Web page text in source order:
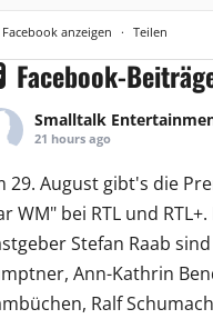
anzeigen · Teilen
Facebook-
Smalltalk
21 hours ago
29. August gibt's die
WM" bei RTLund RTL+.
Stefan Raab
, Ann-Kathrin
, Ralf